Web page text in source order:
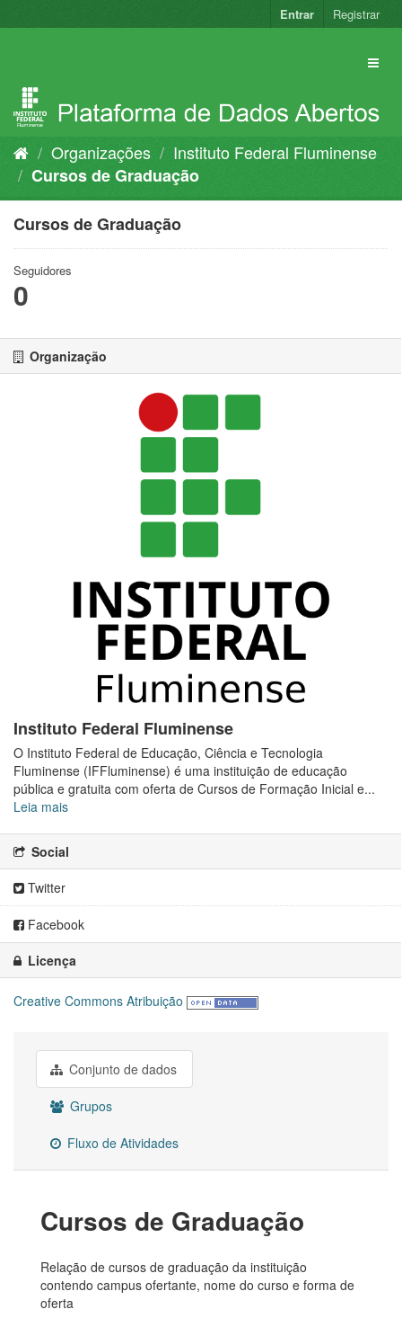
para
Entrar Registrar
Organizações
Instituto Federal Fluminense
Cursos de Graduação
Cursos de Graduação
Seguidores
0
Organização
Instituto Federal Fluminense
O Instituto Federal de Educação, Ciência e Tecnologia
Fluminense (IFFluminense) é uma instituição de educação
pública e gratuita com oferta de Cursos de Formação Inicial e...
Leia mais
Social
Twitter
Facebook
Licença
Creative Commons Atribuição
Conjunto de dados
Grupos
Fluxo de Atividades
Cursos de Graduação
Relação de cursos de graduação da instituição
contendo campus ofertante, nome do curso e forma de
oferta